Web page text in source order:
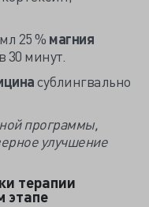
25 % магния
30 минут.
сублингвально
программы,
улучшение
терапии
этапе